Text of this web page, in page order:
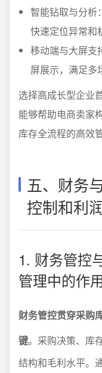
智能钻取与分析
快速定位异常和
移动端与大屏支
屏展示，满足多
选择高成长型企业
能够帮助电商卖家
库存全流程的高效
五、财务
控制和利
1. 财务管控
管理中的作
财务管控贯穿采购
键。采购决策、库
结构和毛利水平。